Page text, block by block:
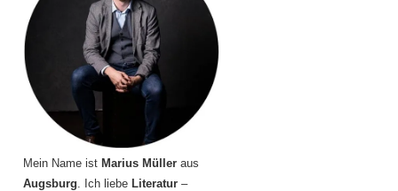
Mein Name ist Marius Müller aus
Augsburg. Ich liebe Literatur –